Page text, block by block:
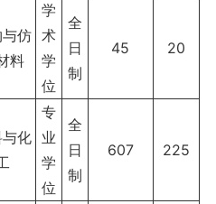
仿
料
学
术
学
位
全
日
制
45 20
化
专
业
学
位
全
日
制
607 225